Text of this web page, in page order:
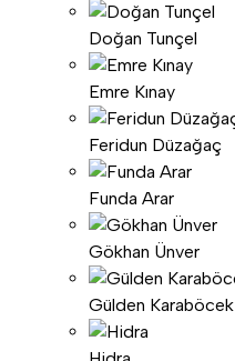
Doğan Tunçel
Emre Kınay
Feridun Düzağaç
Funda Arar
Gökhan Ünver
Gülden Karaböcek